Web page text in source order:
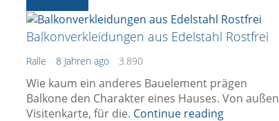
Balkonverkleidungen aus Edelstahl Rostfrei
Ralle 8 Jahren ago 3.890
Wie kaum ein anderes Bauelement prägen
Balkone den Charakter eines Hauses. Von außen
Visitenkarte, für die. Continue reading